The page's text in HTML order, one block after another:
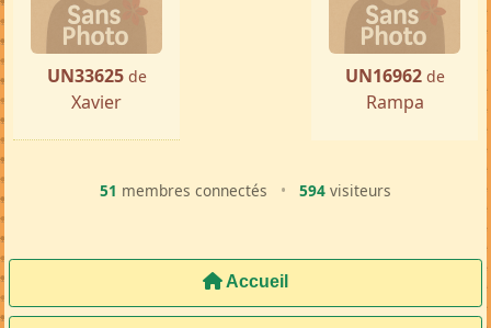
UN33625 de
Xavier
UN16962 de
Rampa
51 membres connectés • 594 visiteurs
Accueil